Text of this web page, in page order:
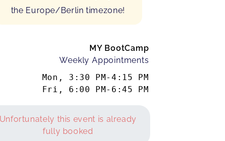
the Europe/Berlin timezone!
MY BootCamp
Weekly Appointments
Mon , 3:30 PM -4:15 PM
Fri , 6:00 PM - 6:45 PM
this event is already
fully booked